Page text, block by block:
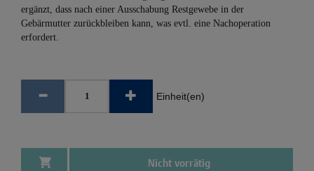
ergänzt, dass nach einer Ausschabung Restgewebe in der
Gebärmutter zurückbleiben kann, was evtl. eine Nachoperation
erfordert.
Einheit(en)
Nicht vorrätig